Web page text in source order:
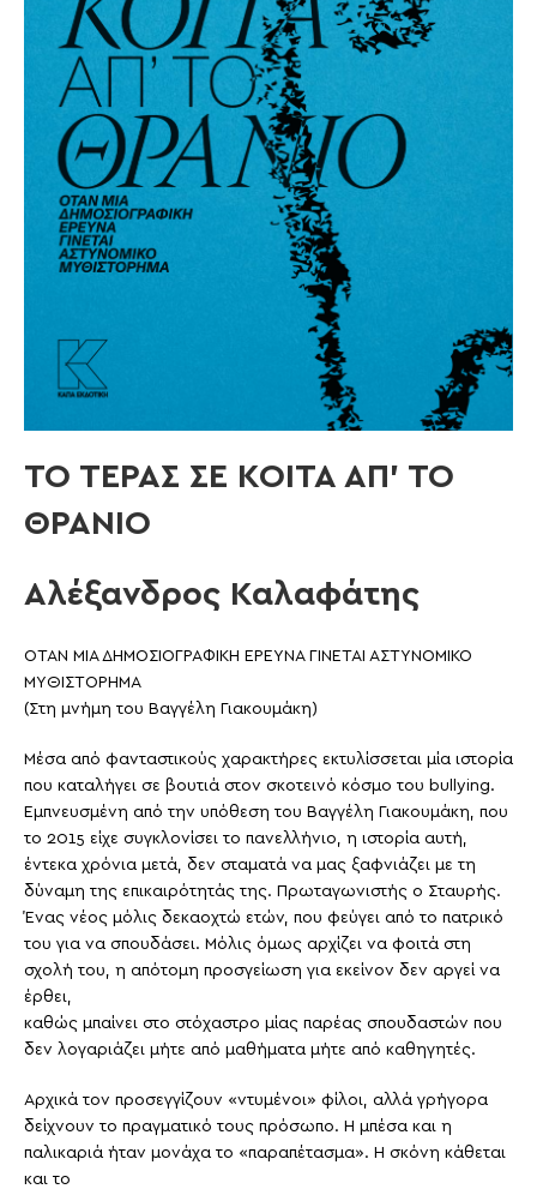
ΤΟ ΤΕΡΑΣ ΣΕ ΚΟΙΤΑ ΑΠ’ ΤΟ
ΘΡΑΝΙΟ
Αλέξανδρος Καλαφάτης
ΟΤΑΝ ΜΙΑ ΔΗΜΟΣΙΟΓΡΑΦΙΚΗ ΕΡΕΥΝΑ ΓΙΝΕΤΑΙ ΑΣΤΥΝΟΜΙΚΟ
ΜΥΘΙΣΤΟΡΗΜΑ
(Στη μνήμη του Βαγγέλη Γιακουμάκη)
Μέσα από φανταστικούς χαρακτήρες εκτυλίσσεται μία ιστορία
που καταλήγει σε βουτιά στον σκοτεινό κόσμο του bullying.
Εμπνευσμένη από την υπόθεση του Βαγγέλη Γιακουμάκη, που
το 2015 είχε συγκλονίσει το πανελλήνιο, η ιστορία αυτή,
έντεκα χρόνια μετά, δεν σταματά να μας ξαφνιάζει με τη
δύναμη της επικαιρότητάς της. Πρωταγωνιστής ο Σταυρής.
Ένας νέος μόλις δεκαοχτώ ετών, που φεύγει από το πατρικό
του για να σπουδάσει. Μόλις όμως αρχίζει να φοιτά στη
σχολή του, η απότομη προσγείωση για εκείνον δεν αργεί να
έρθει,
καθώς μπαίνει στο στόχαστρο μίας παρέας σπουδαστών που
δεν λογαριάζει μήτε από μαθήματα μήτε από καθηγητές.
Αρχικά τον προσεγγίζουν «ντυμένοι» φίλοι, αλλά γρήγορα
δείχνουν το πραγματικό τους πρόσωπο. Η μπέσα και η
παλικαριά ήταν μονάχα το «παραπέτασμα». Η σκόνη κάθεται
και το